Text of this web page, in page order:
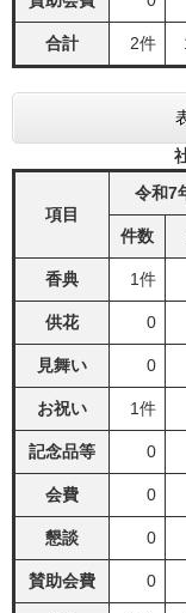
合計 2件
項目
令和7
件数
香典 1件
供花 0
見舞い 0
お祝い 1件
記念品等 0
会費 0
懇談 0
賛助会費 0